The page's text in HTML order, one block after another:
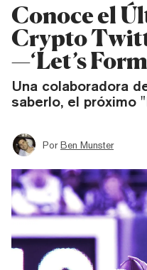
Conoce el
Crypto
—‘Let’s
Una colaboradora
saberlo, el próximo
Por Ben Munster